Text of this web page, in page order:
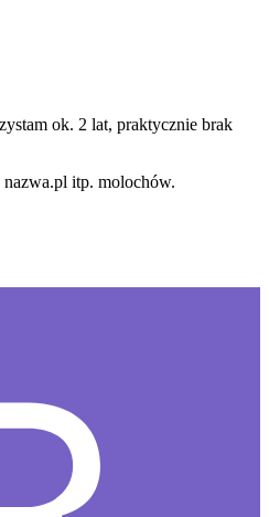
ok. 2 lat, praktycznie brak
itp. molochów.